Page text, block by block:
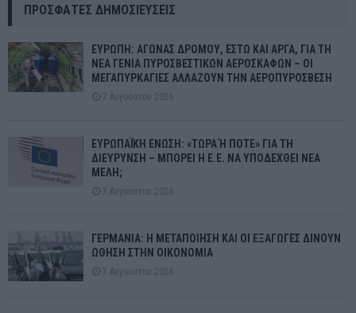
ΠΡΌΣΦΑΤΕΣ ΔΗΜΟΣΙΕΎΣΕΙΣ
ΕΥΡΩΠΗ: ΑΓΩΝΑΣ ΔΡΟΜΟΥ, ΕΣΤΩ ΚΑΙ ΑΡΓΑ, ΓΙΑ ΤΗ
ΝΕΑ ΓΕΝΙΑ ΠΥΡΟΣΒΕΣΤΙΚΩΝ ΑΕΡΟΣΚΑΦΩΝ – ΟΙ
ΜΕΓΑΠΥΡΚΑΓΙΕΣ ΑΛΛΑΖΟΥΝ ΤΗΝ ΑΕΡΟΠΥΡΟΣΒΕΣΗ
7 Αυγούστου 2026
ΕΥΡΩΠΑΪΚΗ ΕΝΩΣΗ: «ΤΩΡΑ Ή ΠΟΤΕ» ΓΙΑ ΤΗ
ΔΙΕΥΡΥΝΣΗ – ΜΠΟΡΕΙ Η Ε.Ε. ΝΑ ΥΠΟΔΕΧΘΕΙ ΝΕΑ
ΜΕΛΗ;
7 Αυγούστου 2026
ΓΕΡΜΑΝΙΑ: Η ΜΕΤΑΠΟΙΗΣΗ ΚΑΙ ΟΙ ΕΞΑΓΩΓΕΣ ΔΙΝΟΥΝ
ΩΘΗΣΗ ΣΤΗΝ ΟΙΚΟΝΟΜΙΑ
7 Αυγούστου 2026